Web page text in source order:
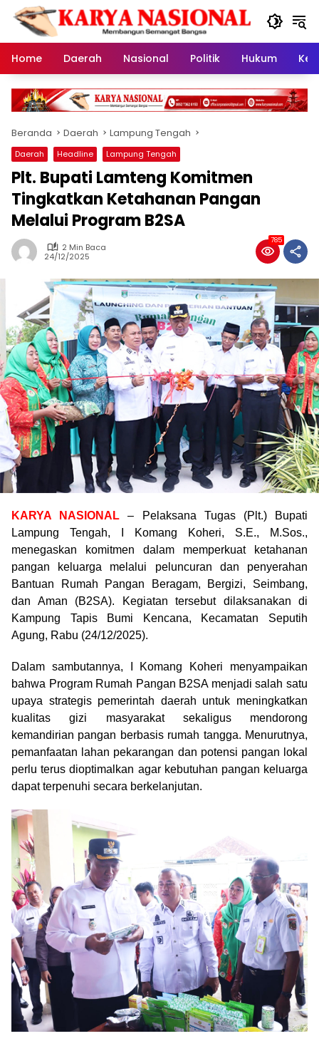
Langsung
konten
Home
Daerah Nasional Politik Hukum
Beranda Daerah Lampung Tengah
Daerah Headline Lampung Tengah
Plt. Bupati Lamteng Komitmen
Tingkatkan Ketahanan Pangan
Melalui Program B2SA
2 Min Baca
24/12/2025
785
KARYA NASIONAL – Pelaksana Tugas (Plt.) Bupati
Lampung Tengah, I Komang Koheri, S.E., M.Sos.,
menegaskan komitmen dalam memperkuat ketahanan
pangan keluarga melalui peluncuran dan penyerahan
Bantuan Rumah Pangan Beragam, Bergizi, Seimbang,
dan Aman (B2SA). Kegiatan tersebut dilaksanakan di
Kampung Tapis Bumi Kencana, Kecamatan Seputih
Agung, Rabu (24/12/2025).
Dalam sambutannya, I Komang Koheri menyampaikan
bahwa Program Rumah Pangan B2SA menjadi salah satu
upaya strategis pemerintah daerah untuk meningkatkan
kualitas gizi masyarakat sekaligus mendorong
kemandirian pangan berbasis rumah tangga. Menurutnya,
pemanfaatan lahan pekarangan dan potensi pangan lokal
perlu terus dioptimalkan agar kebutuhan pangan keluarga
dapat terpenuhi secara berkelanjutan.